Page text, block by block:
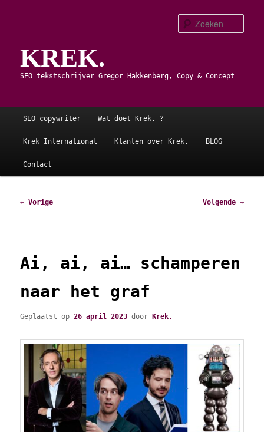
primaire
inhoudKREK.
SEO tekstschrijver Gregor Hakkenberg, Copy & Concept
Hoofdmenu
SEO copywriter Wat doet Krek. ?
Krek International Klanten over Krek. BLOG
Contact
Bericht
← Vorige Volgende →
Ai, ai, ai… schamperen
naar het graf
Geplaatst op26 april 2023 doorKrek.